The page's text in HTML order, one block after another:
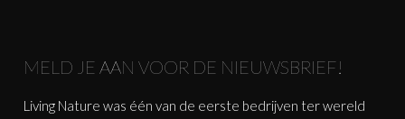
MELD JE AAN VOOR DE NIEUWSBRIEF!
Living Nature was één van de eerste bedrijven ter wereld